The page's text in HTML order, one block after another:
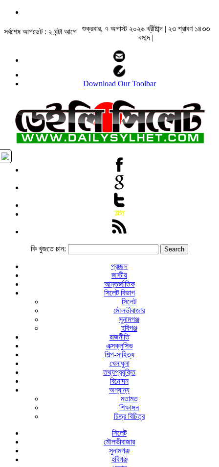
সর্বশেষ আপডেট : ২ ঘন্টা আগে
শুক্রবার, ৭ অগাস্ট ২০২৬ খ্রীষ্টাব্দ | ২৩ শ্রাবণ ১৪৩৩
বঙ্গাব্দ |
Download Our Toolbar
কি খুজতে চান:
প্রচ্ছদ
জাতীয়
আন্তর্জাতিক
সিলেট বিভাগ
সিলেট
মৌলভীবাজার
সুনামগঞ্জ
হবিগঞ্জ
রাজনীতি
এক্সক্লুসিভ
শিল্প-সাহিত্য
খেলাধুলা
তথ্যপ্রযুক্তি
বিনোদন
অন্যান্য
মতামত
শিক্ষাঙ্গন
চিত্র বিচিত্র
সিলেট
মৌলভীবাজার
সুনামগঞ্জ
হবিগঞ্জ